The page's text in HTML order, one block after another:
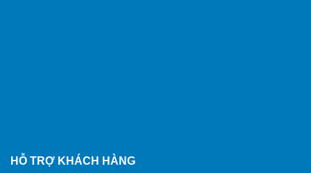
HỖ TRỢ KHÁCH HÀNG